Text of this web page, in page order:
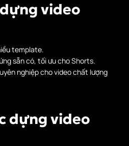
video
template.
sẵn có, tối ưu cho Shorts.
nghiệp cho video chất lượng
dựng video